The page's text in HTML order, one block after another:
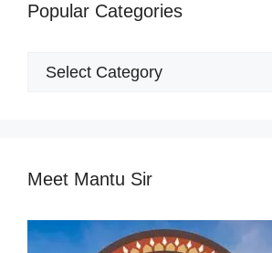
Popular Categories
Popular
Meet Mantu Sir